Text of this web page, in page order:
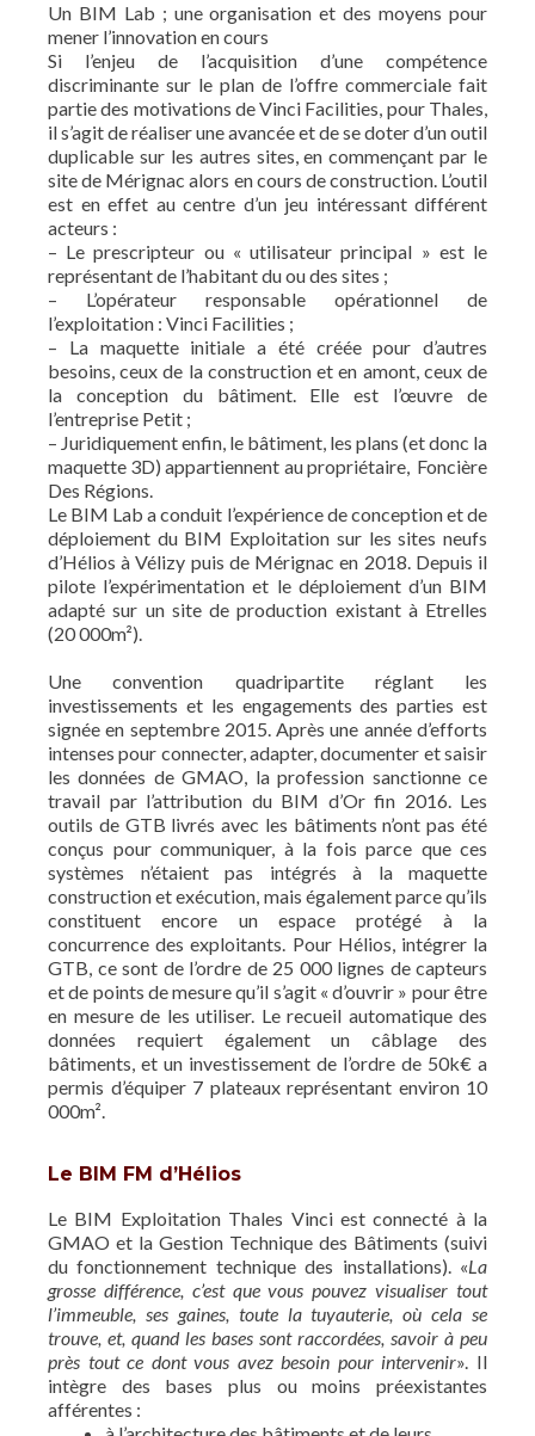
Un BIM Lab ; une organisation et des moyens pour
mener l’innovation en cours
Si l’enjeu de l’acquisition d’une compétence
discriminante sur le plan de l’offre commerciale fait
partie des motivations de Vinci Facilities, pour Thales,
il s’agit de réaliser une avancée et de se doter d’un outil
duplicable sur les autres sites, en commençant par le
site de Mérignac alors en cours de construction. L’outil
est en effet au centre d’un jeu intéressant différent
acteurs :
– Le prescripteur ou « utilisateur principal » est le
représentant de l’habitant du ou des sites ;
– L’opérateur responsable opérationnel de
l’exploitation : Vinci Facilities ;
– La maquette initiale a été créée pour d’autres
besoins, ceux de la construction et en amont, ceux de
la conception du bâtiment. Elle est l’œuvre de
l’entreprise Petit ;
– Juridiquement enfin, le bâtiment, les plans (et donc la
maquette 3D) appartiennent au propriétaire, Foncière
Des Régions.
Le BIM Lab a conduit l’expérience de conception et de
déploiement du BIM Exploitation sur les sites neufs
d’Hélios à Vélizy puis de Mérignac en 2018. Depuis il
pilote l’expérimentation et le déploiement d’un BIM
adapté sur un site de production existant à Etrelles
(20 000m²).
Une convention quadripartite réglant les
investissements et les engagements des parties est
signée en septembre 2015. Après une année d’efforts
intenses pour connecter, adapter, documenter et saisir
les données de GMAO, la profession sanctionne ce
travail par l’attribution du BIM d’Or fin 2016. Les
outils de GTB livrés avec les bâtiments n’ont pas été
conçus pour communiquer, à la fois parce que ces
systèmes n’étaient pas intégrés à la maquette
construction et exécution, mais également parce qu’ils
constituent encore un espace protégé à la
concurrence des exploitants. Pour Hélios, intégrer la
GTB, ce sont de l’ordre de 25 000 lignes de capteurs
et de points de mesure qu’il s’agit « d’ouvrir » pour être
en mesure de les utiliser. Le recueil automatique des
données requiert également un câblage des
bâtiments, et un investissement de l’ordre de 50k€ a
permis d’équiper 7 plateaux représentant environ 10
000m².
Le BIM FM d’Hélios
Le BIM Exploitation Thales Vinci est connecté à la
GMAO et la Gestion Technique des Bâtiments (suivi
du fonctionnement technique des installations). «La
grosse différence, c’est que vous pouvez visualiser tout
l’immeuble, ses gaines, toute la tuyauterie, où cela se
trouve, et, quand les bases sont raccordées, savoir à peu
près tout ce dont vous avez besoin pour intervenir». Il
intègre des bases plus ou moins préexistantes
afférentes :